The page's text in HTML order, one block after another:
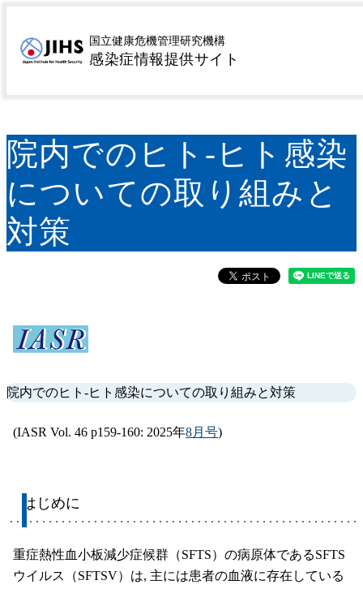
国立健康危機管理研究機構
感染症情報提供サイト
トップページ>サーベイランス>病原微生物検出情報
(IASR)>院内でのヒト-ヒト感染についての取り組み
院内でのヒト-ヒト感染
についての取り組みと
対策
院内でのヒト-ヒト感染についての取り組みと対策
(IASR Vol. 46 p159-160: 2025年8月号)
はじめに
重症熱性血小板減少症候群（SFTS）の病原体であるSFTS
ウイルス（SFTSV）は, 主には患者の血液に存在している